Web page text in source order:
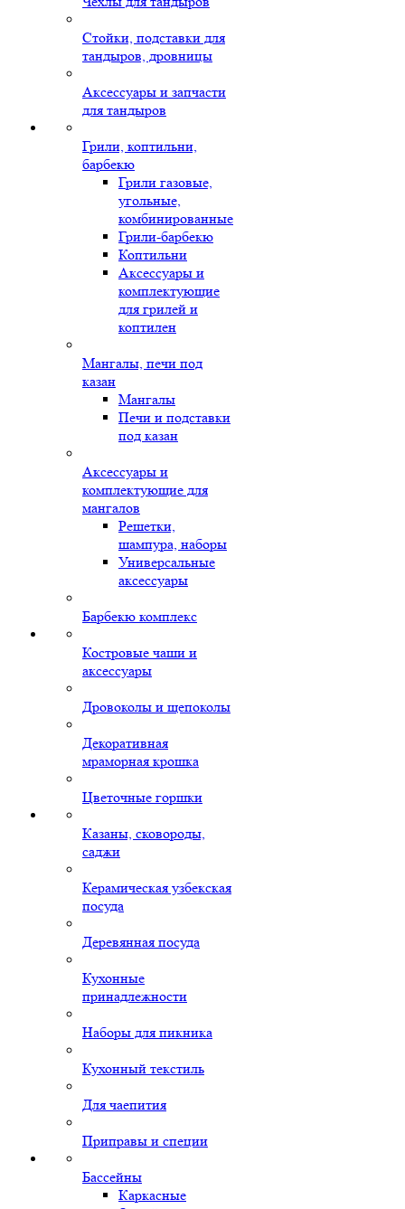
Стойки, подставки для
тандыров, дровницы
Аксессуары и запчасти
для тандыров
Грили, коптильни,
барбекю
Грили газовые,
угольные,
комбинированные
Грили-барбекю
Коптильни
Аксессуары и
комплектующие
для грилей и
коптилен
Мангалы, печи под
казан
Мангалы
Печи и подставки
под казан
Аксессуары и
комплектующие для
мангалов
Решетки,
шампура, наборы
Универсальные
аксессуары
Барбекю комплекс
Костровые чаши и
аксессуары
Дровоколы и щепоколы
Декоративная
мраморная крошка
Цветочные горшки
Казаны, сковороды,
саджи
Керамическая узбекская
посуда
Деревянная посуда
Кухонные
принадлежности
Наборы для пикника
Кухонный текстиль
Для чаепития
Приправы и специи
Бассейны
Каркасные